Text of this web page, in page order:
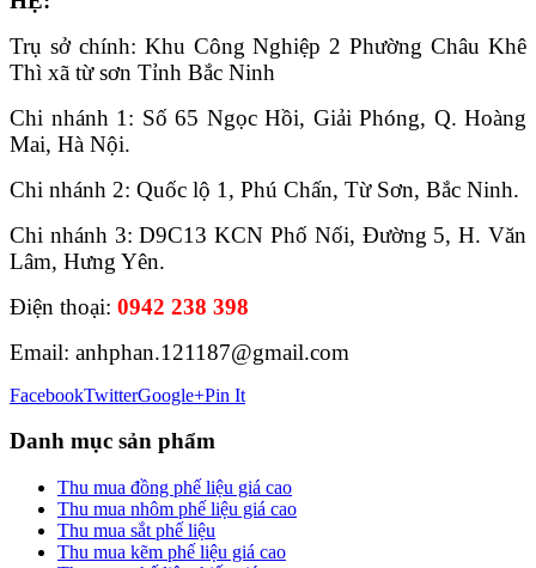
Trụ sở chính: Khu Công Nghiệp 2 Phường Châu Khê
Thì xã từ sơn Tỉnh Bắc Ninh
Chi nhánh 1: Số 65 Ngọc Hồi, Giải Phóng, Q. Hoàng
Mai, Hà Nội.
Chi nhánh 2: Quốc lộ 1, Phú Chấn, Từ Sơn, Bắc Ninh.
Chi nhánh 3: D9C13 KCN Phố Nối, Đường 5, H. Văn
Lâm, Hưng Yên.
Điện thoại: 0942 238 398
Email: anhphan.121187@gmail.com
FacebookTwitterGoogle+Pin It
Danh mục sản phẩm
Thu mua đồng phế liệu giá cao
Thu mua nhôm phế liệu giá cao
Thu mua sắt phế liệu
Thu mua kẽm phế liệu giá cao